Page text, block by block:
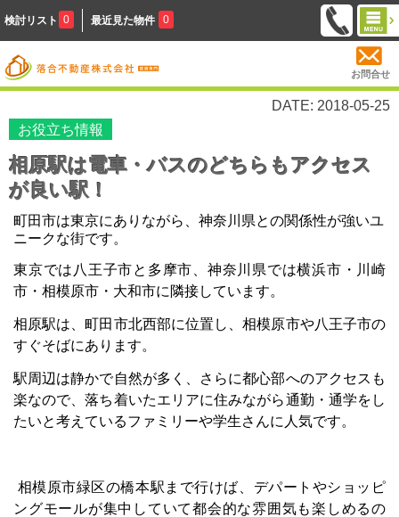
検討リスト 0 最近見た物件 0
お問合せ
DATE: 2018-05-25
お役立ち情報
相原駅は電車・バスのどちらもアクセス
が良い駅！
町田市は東京にありながら、神奈川県との関係性が強いユ
ニークな街です。
東京では八王子市と多摩市、神奈川県では横浜市・川崎
市・相模原市・大和市に隣接しています。
相原駅は、町田市北西部に位置し、相模原市や八王子市の
すぐそばにあります。
駅周辺は静かで自然が多く、さらに都心部へのアクセスも
楽なので、落ち着いたエリアに住みながら通勤・通学をし
たいと考えているファミリーや学生さんに人気です。
相模原市緑区の橋本駅まで行けば、デパートやショッピ
ングモールが集中していて都会的な雰囲気も楽しめるの